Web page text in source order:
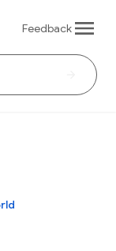
Feedback